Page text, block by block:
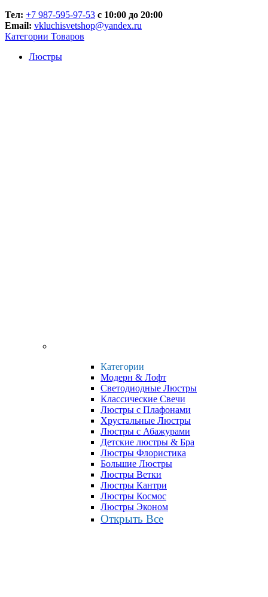
Тел: +7 987-595-97-53 с 10:00 до 20:00
Email: vkluchisvetshop@yandex.ru
Категории Товаров
Люстры
Категории
Модерн & Лофт
Светодиодные Люстры
Классические Свечи
Люстры с Плафонами
Хрустальные Люстры
Люстры с Абажурами
Детские люстры & Бра
Люстры Флористика
Большие Люстры
Люстры Ветки
Люстры Кантри
Люстры Космос
Люстры Эконом
Открыть Все